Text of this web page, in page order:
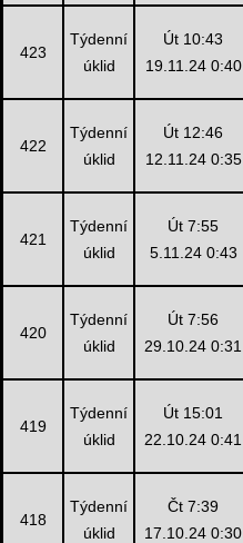
423
Týdenní
úklid
Út 10:43
19.11.24 0:40
422
Týdenní
úklid
Út 12:46
12.11.24 0:35
421
Týdenní
úklid
Út 7:55
5.11.24 0:43
420
Týdenní
úklid
Út 7:56
29.10.24 0:31
419
Týdenní
úklid
Út 15:01
22.10.24 0:41
418
Týdenní
úklid
Čt 7:39
17.10.24 0:30